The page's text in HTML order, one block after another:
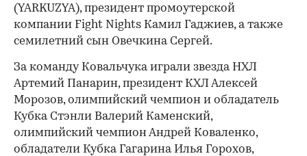
(YARKUZYA), президент промоутерской
компании Fight Nights Камил Гаджиев, а также
семилетний сын Овечкина Сергей.
За команду Ковальчука играли звезда НХЛ
Артемий Панарин, президент КХЛ Алексей
Морозов, олимпийский чемпион и обладатель
Кубка Стэнли Валерий Каменский,
олимпийский чемпион Андрей Коваленко,
обладатели Кубка Гагарина Илья Горохов,